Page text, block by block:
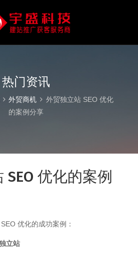
热门资讯
外贸商机
外贸独立站 SEO 优化
的案例分享
优化的案例
优化的成功案例：
立站